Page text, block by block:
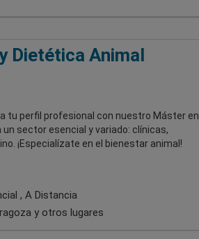
Dietética Animal
tu perfil profesional con nuestro Máster en
sector esencial y variado: clínicas,
¡Especialízate en el bienestar animal!
, A Distancia
y otros lugares